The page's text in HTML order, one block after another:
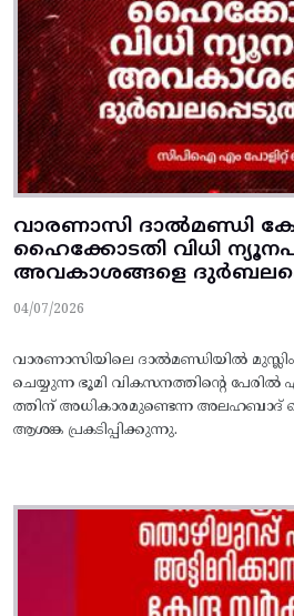
വാരണാസി ദാൽമണ്ഡി
ഹൈക്കോടതി വിധി
അവകാശങ്ങളെ
04/07/2026
വാരണാസിയിലെ ദാൽമണ്ഡിയിൽ മുസ്ലിം
ചെയ്യുന്ന ഭൂമി വികസനത്തിന്റെ പേരിൽ
ത്തിന് അധികാരമുണ്ടെന്ന അലഹബാദ്
ആശങ്ക പ്രകടിപ്പിക്കുന്നു.